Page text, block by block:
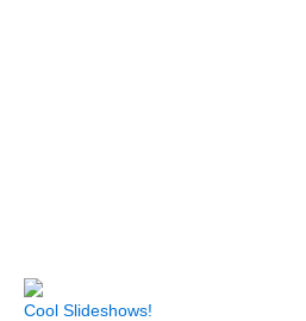
Cool Slideshows!